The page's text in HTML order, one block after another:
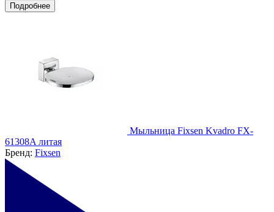
Подробнее
Мыльница Fixsen Kvadro FX-
61308A литая
Бренд: Fixsen